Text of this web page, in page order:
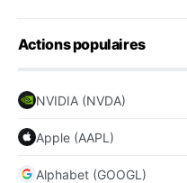
Actions populaires
NVIDIA (NVDA)
Apple (AAPL)
Alphabet (GOOGL)